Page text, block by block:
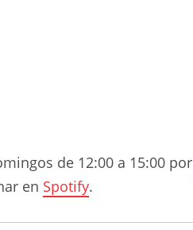
de 12:00 a 15:00 por
en Spotify.